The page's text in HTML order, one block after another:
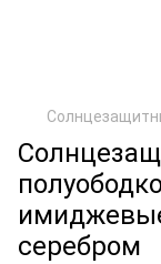
серебром